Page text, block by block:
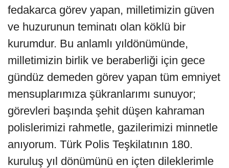
fedakarca görev yapan, milletimizin güven
ve huzurunun teminatı olan köklü bir
kurumdur. Bu anlamlı yıldönümünde,
milletimizin birlik ve beraberliği için gece
gündüz demeden görev yapan tüm emniyet
mensuplarımıza şükranlarımı sunuyor;
görevleri başında şehit düşen kahraman
polislerimizi rahmetle, gazilerimizi minnetle
anıyorum. Türk Polis Teşkilatının 180.
kuruluş yıl dönümünü en içten dileklerimle